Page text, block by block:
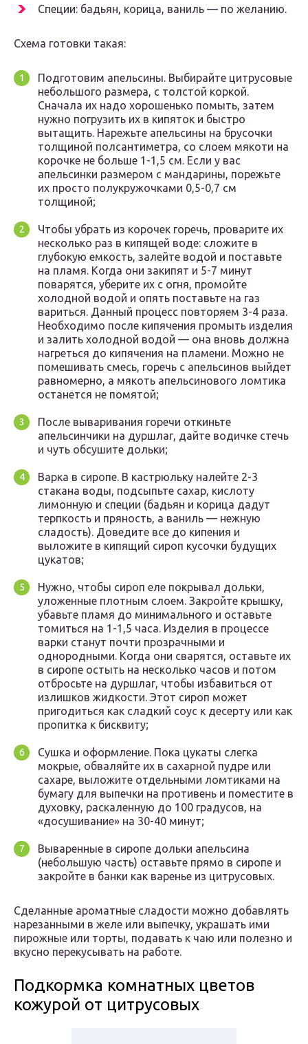
Специи: бадьян, корица, ваниль — по желанию.
Схема готовки такая:
Подготовим апельсины. Выбирайте цитрусовые
небольшого размера, с толстой коркой.
Сначала их надо хорошенько помыть, затем
нужно погрузить их в кипяток и быстро
вытащить. Нарежьте апельсины на брусочки
толщиной полсантиметра, со слоем мякоти на
корочке не больше 1-1,5 см. Если у вас
апельсинки размером с мандарины, порежьте
их просто полукружочками 0,5-0,7 см
толщиной;
Чтобы убрать из корочек горечь, проварите их
несколько раз в кипящей воде: сложите в
глубокую емкость, залейте водой и поставьте
на пламя. Когда они закипят и 5-7 минут
поварятся, уберите их с огня, промойте
холодной водой и опять поставьте на газ
вариться. Данный процесс повторяем 3-4 раза.
Необходимо после кипячения промыть изделия
и залить холодной водой — она вновь должна
нагреться до кипячения на пламени. Можно не
помешивать смесь, горечь с апельсинов выйдет
равномерно, а мякоть апельсинового ломтика
останется не помятой;
После вываривания горечи откиньте
апельсинчики на дуршлаг, дайте водичке стечь
и чуть обсушите дольки;
Варка в сиропе. В кастрюльку налейте 2-3
стакана воды, подсыпьте сахар, кислоту
лимонную и специи (бадьян и корица дадут
терпкость и пряность, а ваниль — нежную
сладость). Доведите все до кипения и
выложите в кипящий сироп кусочки будущих
цукатов;
Нужно, чтобы сироп еле покрывал дольки,
уложенные плотным слоем. Закройте крышку,
убавьте пламя до минимального и оставьте
томиться на 1-1,5 часа. Изделия в процессе
варки станут почти прозрачными и
однородными. Когда они сварятся, оставьте их
в сиропе остыть на несколько часов и потом
отбросьте на дуршлаг, чтобы избавиться от
излишков жидкости. Этот сироп может
пригодиться как сладкий соус к десерту или как
пропитка к бисквиту;
Сушка и оформление. Пока цукаты слегка
мокрые, обваляйте их в сахарной пудре или
сахаре, выложите отдельными ломтиками на
бумагу для выпечки на противень и поместите в
духовку, раскаленную до 100 градусов, на
«досушивание» на 30-40 минут;
Вываренные в сиропе дольки апельсина
(небольшую часть) оставьте прямо в сиропе и
закройте в банки как варенье из цитрусовых.
Сделанные ароматные сладости можно добавлять
нарезанными в желе или выпечку, украшать ими
пирожные или торты, подавать к чаю или полезно и
вкусно перекусывать на работе.
Подкормка комнатных цветов
кожурой от цитрусовых